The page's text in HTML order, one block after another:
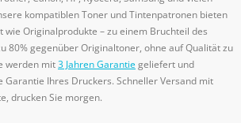
kompatiblen Toner und Tintenpatronen bieten
wie Originalprodukte – zu einem Bruchteil des
80% gegenüber Originaltoner, ohne auf Qualität zu
werden mit3 Jahren Garantiegeliefert und
Garantie Ihres Druckers. Schneller Versand mit
drucken Sie morgen.